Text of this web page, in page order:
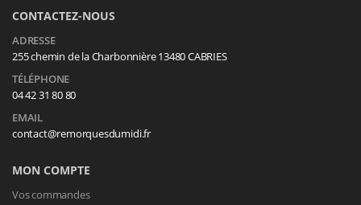
CONTACTEZ-NOUS
ADRESSE
255 chemin de la Charbonnière 13480 CABRIES
TÉLÉPHONE
04 42 31 80 80
EMAIL
contact@remorquesdumidi.fr
MON COMPTE
Vos commandes